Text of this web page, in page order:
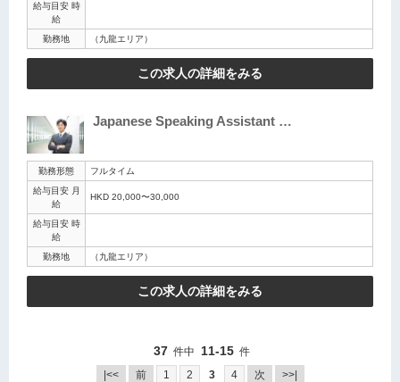
給与目安 時
給
勤務地
（九龍エリア）
この求人の詳細をみる
Japanese Speaking Assistant …
勤務形態
フルタイム
給与目安 月
給
HKD 20,000〜30,000
給与目安 時
給
勤務地
（九龍エリア）
この求人の詳細をみる
37 件中 11-15 件
|<<
前 1 2 3 4 次 >>|